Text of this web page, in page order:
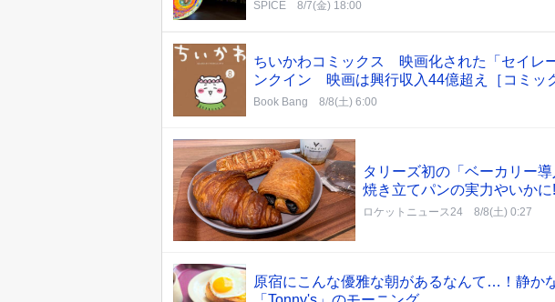
SPICE 8/7(金) 18:00
ちいかわコミックス 映画化された「セイレ
ンクイン 映画は興行収入44億超え［コミッ
Book Bang 8/8(土) 6:00
タリーズ初の「ベーカリー
焼き立てパンの実力やいかに
ロケットニュース24 8/8(土) 0:27
原宿にこんな優雅な朝があるなんて…！静か